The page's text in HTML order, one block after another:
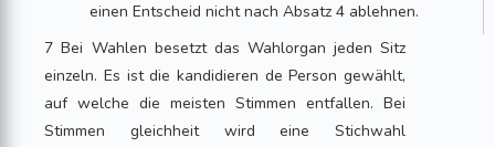
einen Entscheid nicht nach Absatz 4 ablehnen.
7 Bei Wahlen besetzt das Wahlorgan jeden Sitz
einzeln. Es ist die kandidieren de Person gewählt,
auf welche die meisten Stimmen entfallen. Bei
Stimmen gleichheit wird eine Stichwahl